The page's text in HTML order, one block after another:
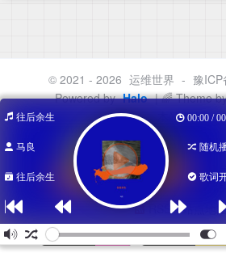
© 2021 - 2026 运维世界 - 豫
Powered by Halo | 🌈 Theme
本站点由
提供云服务
已运行 00天
豫ICP备2023035765
RSS 站点地
访问量 3.3w 访客量 2.0w
往后余生 00:00 /
马良 随机
往后余生 歌词